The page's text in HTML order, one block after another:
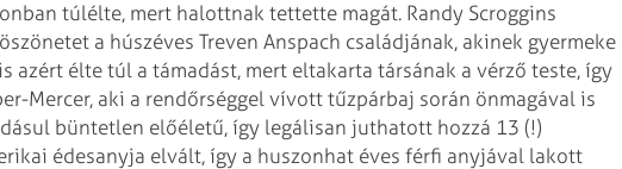
túlélte, mert halottnak tettette magát. Randy Scroggins
a húszéves Treven Anspach családjának, akinek gyermeke
azért élte túl a támadást, mert eltakarta társának a vérző teste, így
Mercer, aki a rendőrséggel vívott tűzpárbaj során önmagával is
büntetlen előéletű, így legálisan juthatott hozzá 13 (!)
édesanyja elvált, így a huszonhat éves férfi anyjával lakott